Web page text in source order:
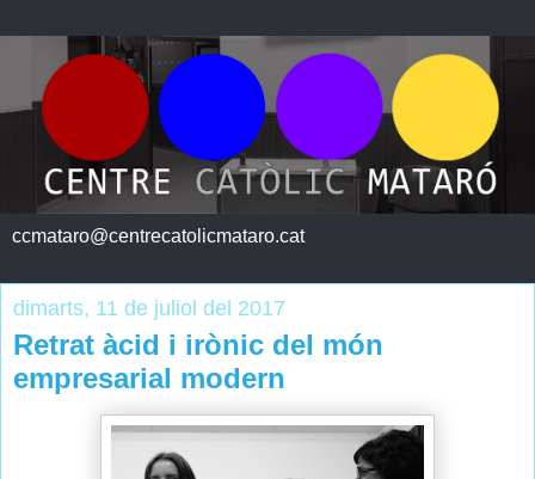
ccmataro@centrecatolicmataro.cat
dimarts, 11 de juliol del 2017
Retrat àcid i irònic del món
empresarial modern